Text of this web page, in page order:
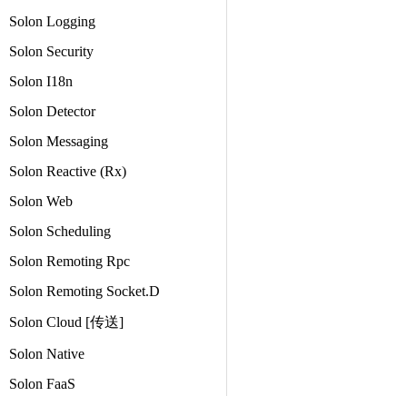
Solon Logging
Solon Security
Solon I18n
Solon Detector
Solon Messaging
Solon Reactive (Rx)
Solon Web
Solon Scheduling
Solon Remoting Rpc
Solon Remoting Socket.D
Solon Cloud [传送]
Solon Native
Solon FaaS